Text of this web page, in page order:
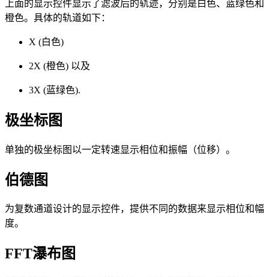
上面的显示控件显示了滤波后的轨迹，分别是白色、蓝绿色和
橙色。具体的轨道如下：
X (白色)
2X (橙色) 以及
3X (蓝绿色).
极坐标图
单独的极坐标图以一定转速显示相位和振幅（位移）。
伯德图
为复数通道设计的显示控件，提供不同的数据来显示相位和幅
度。
FFT瀑布图